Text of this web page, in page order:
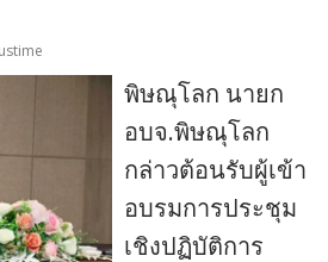
พิษณุโลก นายก
อบจ.พิษณุโลก
กล่าวต้อนรับผู้เข้า
อบรมการประชุม
เชิงปฏิบัติการ